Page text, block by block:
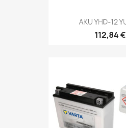
AKU YHD-12
112,84 €